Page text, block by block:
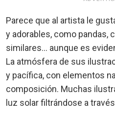
Parece que al artista le
y adorables, como pandas,
similares... aunque es
La atmósfera de sus
y pacífica, con elementos
composición. Muchas
luz solar filtrándose a